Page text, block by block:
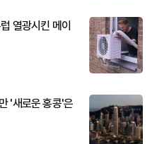
열광시킨 메이
'새로운 홍콩'은